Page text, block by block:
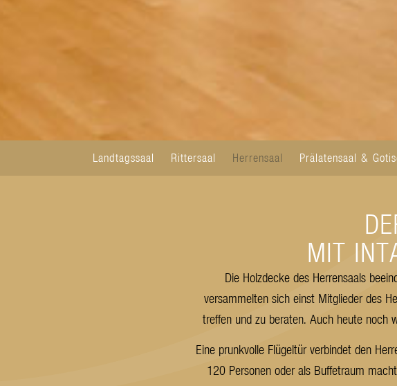
Landtagssaal Rittersaal Herrensaal Prälatensaal &
MIT
Die Holzdecke des Herrensaals
versammelten sich einst Mitglieder des
treffen und zu beraten. Auch heute noch
Eine prunkvolle Flügeltür verbindet den
120 Personen oder als Buffetraum